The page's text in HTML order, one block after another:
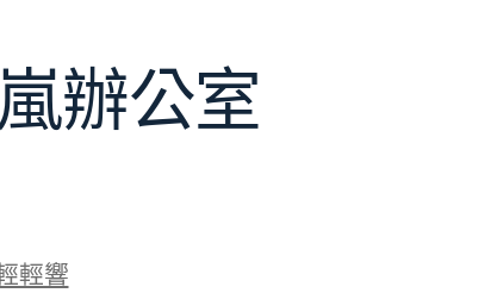
辦公室
輕響